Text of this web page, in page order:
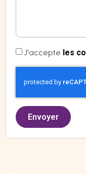
J'accepte les
Envoyer